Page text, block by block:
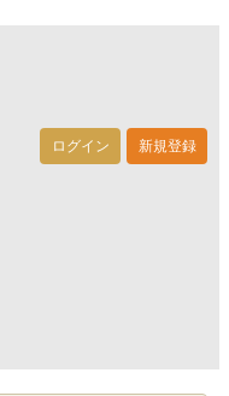
ログイン 新規登録